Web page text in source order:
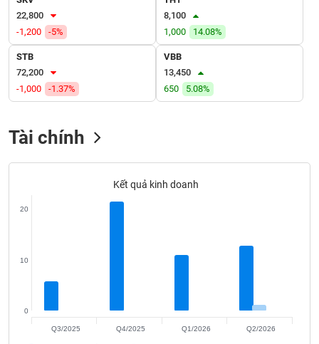
22,800
-1,200
-5%
8,100
1,000
14.08%
STB
72,200
-1,000
-1.37%
VBB
13,450
650
5.08%
Tài chính
Kết quả kinh doanh
0
10
20
Q3/2025 Q4/2025 Q1/2026 Q2/2026
BẤT
ĐỘNG
SẢN
Mã
chứng
đạo
(-)